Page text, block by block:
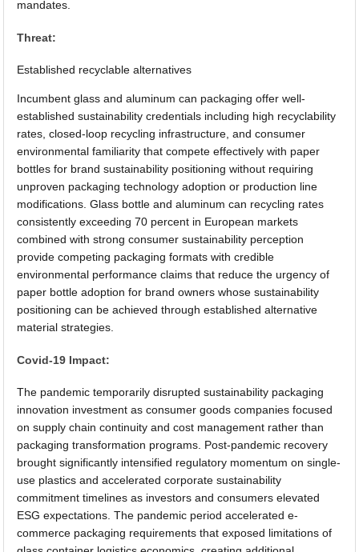
mandates.
Threat:
Established recyclable alternatives
Incumbent glass and aluminum can packaging offer well-
established sustainability credentials including high recyclability
rates, closed-loop recycling infrastructure, and consumer
environmental familiarity that compete effectively with paper
bottles for brand sustainability positioning without requiring
unproven packaging technology adoption or production line
modifications. Glass bottle and aluminum can recycling rates
consistently exceeding 70 percent in European markets
combined with strong consumer sustainability perception
provide competing packaging formats with credible
environmental performance claims that reduce the urgency of
paper bottle adoption for brand owners whose sustainability
positioning can be achieved through established alternative
material strategies.
Covid-19 Impact:
The pandemic temporarily disrupted sustainability packaging
innovation investment as consumer goods companies focused
on supply chain continuity and cost management rather than
packaging transformation programs. Post-pandemic recovery
brought significantly intensified regulatory momentum on single-
use plastics and accelerated corporate sustainability
commitment timelines as investors and consumers elevated
ESG expectations. The pandemic period accelerated e-
commerce packaging requirements that exposed limitations of